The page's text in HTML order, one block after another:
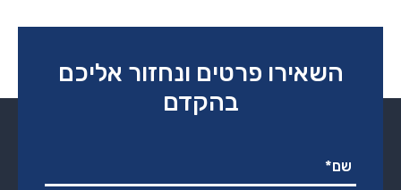
השאירו פרטים ונחזור אליכם
בהקדם